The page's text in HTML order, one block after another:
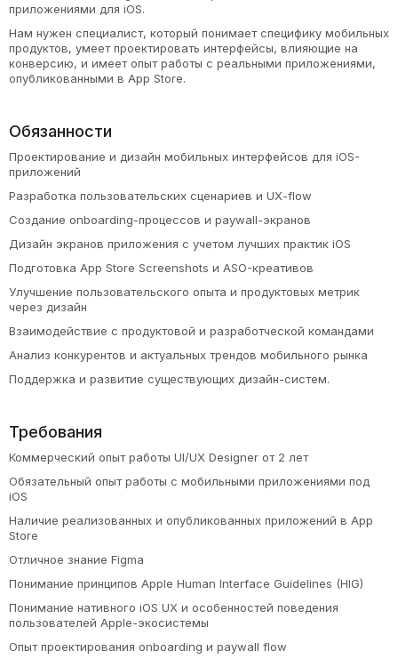
приложениями для iOS.
Нам нужен специалист, который понимает специфику мобильных
продуктов, умеет проектировать интерфейсы, влияющие на
конверсию, и имеет опыт работы с реальными приложениями,
опубликованными в App Store.
Обязанности
Проектирование и дизайн мобильных интерфейсов для iOS-
приложений
Разработка пользовательских сценариев и UX-flow
Создание onboarding-процессов и paywall-экранов
Дизайн экранов приложения с учетом лучших практик iOS
Подготовка App Store Screenshots и ASO-креативов
Улучшение пользовательского опыта и продуктовых метрик
через дизайн
Взаимодействие с продуктовой и разработческой командами
Анализ конкурентов и актуальных трендов мобильного рынка
Поддержка и развитие существующих дизайн-систем.
Требования
Коммерческий опыт работы UI/UX Designer от 2 лет
Обязательный опыт работы с мобильными приложениями под
iOS
Наличие реализованных и опубликованных приложений в App
Store
Отличное знание Figma
Понимание принципов Apple Human Interface Guidelines (HIG)
Понимание нативного iOS UX и особенностей поведения
пользователей Apple-экосистемы
Опыт проектирования onboarding и paywall flow